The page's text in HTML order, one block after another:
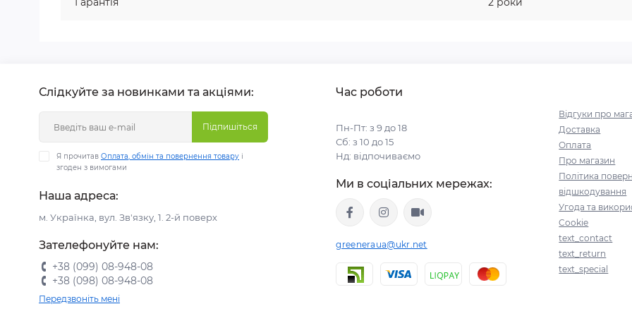
Слідкуйте за новинками та акціями:
Підпишіться
Я прочитав Оплата, обмін та повернення товару і
згоден з вимогами
Наша адреса:
м. Українка, вул. Зв'язку, 1. 2-й поверх
Зателефонуйте нам:
+38 (099) 08-948-08
+38 (098) 08-948-08
Передзвоніть мені
Час роботи
Пн-Пт: з 9 до 18
Сб: з 10 до 15
Нд: відпочиваємо
Ми в соціальних мережах:
greeneraua@ukr.net
Відгуки про
Доставка
Оплата
Про магазин
Політика
відшкодування
Угода та
Cookie
text_contact
text_return
text_special